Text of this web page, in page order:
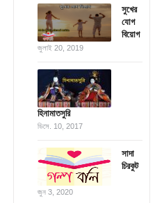
সুখের
যোগ
বিয়োগ
জুলাই 20, 2019
হিনামাতসুরি
ডিসে. 10, 2017
সাদা
চিরকুট
জুন 3, 2020